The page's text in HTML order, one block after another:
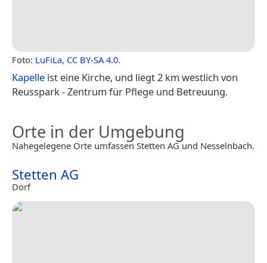
Foto: LuFiLa, CC BY-SA 4.0.
Kapelle ist eine Kirche, und liegt 2 km westlich von
Reusspark - Zentrum für Pflege und Betreuung.
Orte in der Umgebung
Nahegelegene Orte umfassen Stetten AG und Nesselnbach.
Stetten AG
Dorf